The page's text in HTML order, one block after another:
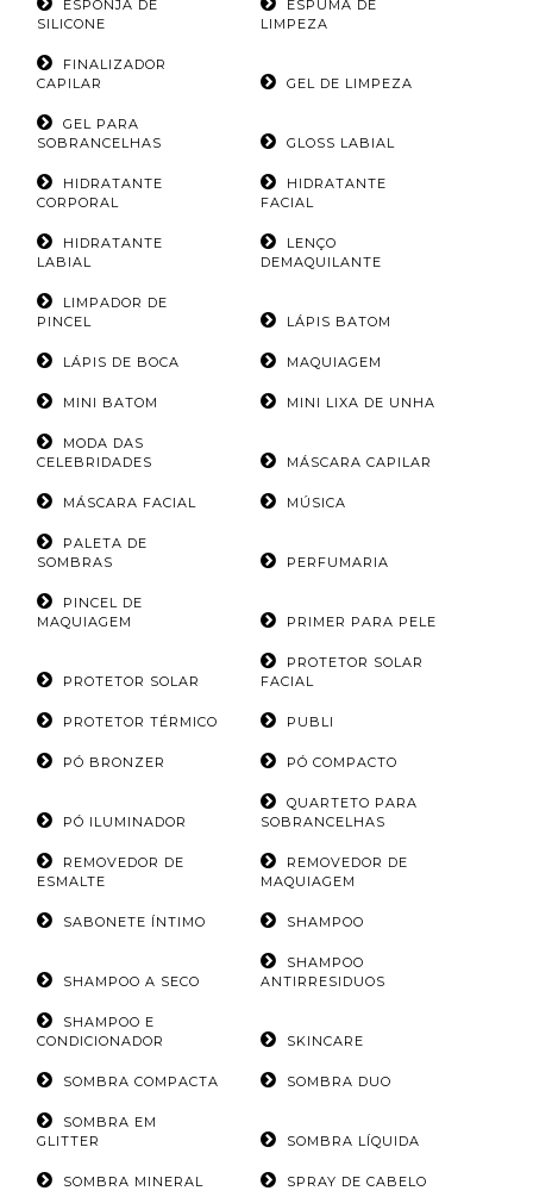
ESPONJA DE
SILICONE
ESPUMA DE
LIMPEZA
FINALIZADOR
CAPILAR
GEL DE LIMPEZA
GEL PARA
SOBRANCELHAS
GLOSS LABIAL
HIDRATANTE
CORPORAL
HIDRATANTE
FACIAL
HIDRATANTE
LABIAL
LENÇO
DEMAQUILANTE
LIMPADOR DE
PINCEL
LÁPIS BATOM
LÁPIS DE BOCA MAQUIAGEM
MINI BATOM MINI LIXA DE UNHA
MODA DAS
CELEBRIDADES
MÁSCARA CAPILAR
MÁSCARA FACIAL MÚSICA
PALETA DE
SOMBRAS
PERFUMARIA
PINCEL DE
MAQUIAGEM
PRIMER PARA PELE
PROTETOR SOLAR
PROTETOR SOLAR
FACIAL
PROTETOR TÉRMICO PUBLI
PÓ BRONZER PÓ COMPACTO
PÓ ILUMINADOR
QUARTETO PARA
SOBRANCELHAS
REMOVEDOR DE
ESMALTE
REMOVEDOR DE
MAQUIAGEM
SABONETE ÍNTIMO SHAMPOO
SHAMPOO A SECO
SHAMPOO
ANTIRRESIDUOS
SHAMPOO E
CONDICIONADOR
SKINCARE
SOMBRA COMPACTA SOMBRA DUO
SOMBRA EM
GLITTER
SOMBRA LÍQUIDA
SOMBRA MINERAL SPRAY DE CABELO